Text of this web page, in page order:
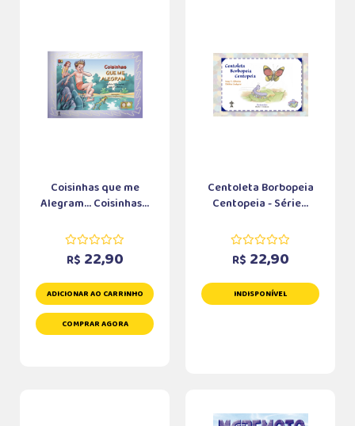
Coisinhas que me
Alegram... Coisinhas...
R$ 22,90
ADICIONAR AO CARRINHO
COMPRAR AGORA
Centoleta Borbopeia
Centopeia - Série...
R$ 22,90
INDISPONÍVEL